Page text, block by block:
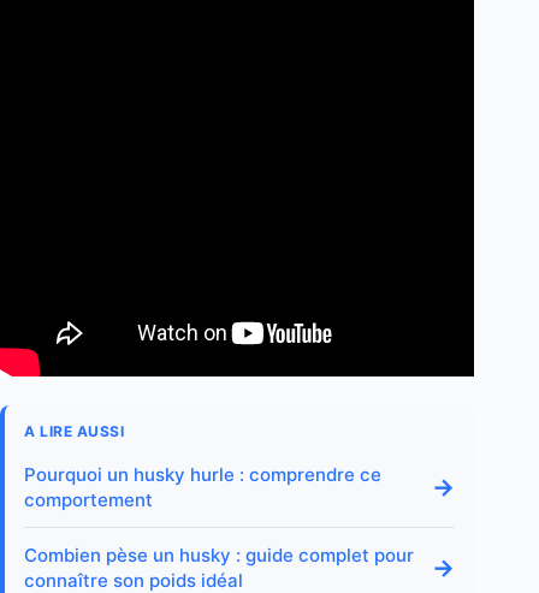
A LIRE AUSSI
Pourquoi un husky hurle : comprendre ce
comportement
→
Combien pèse un husky : guide complet pour
connaître son poids idéal
→